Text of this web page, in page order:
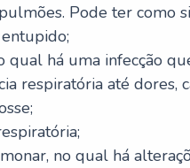
Pode ter como
qual há uma infecção
respiratória até dores,
no qual há